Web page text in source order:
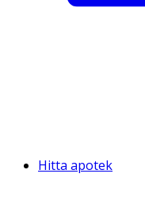
Hitta apotek